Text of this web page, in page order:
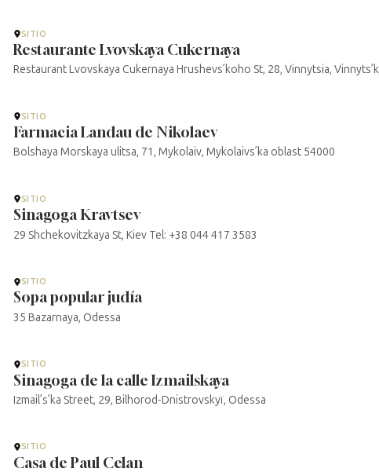
SITIO
Restaurante Lvovskaya Cukernaya
Restaurant Lvovskaya Cukernaya Hrushevs’koho St, 28, Vinnytsia,
SITIO
Farmacia Landau de Nikolaev
Bolshaya Morskaya ulitsa, 71, Mykolaiv, Mykolaivs’ka oblast 54000
SITIO
Sinagoga Kravtsev
29 Shchekovitzkaya St, Kiev Tel: +38 044 417 3583
SITIO
Sopa popular judía
35 Bazarnaya, Odessa
SITIO
Sinagoga de la calle Izmailskaya
Izmail’s’ka Street, 29, Bilhorod-Dnistrovskyï, Odessa
SITIO
Casa de Paul Celan